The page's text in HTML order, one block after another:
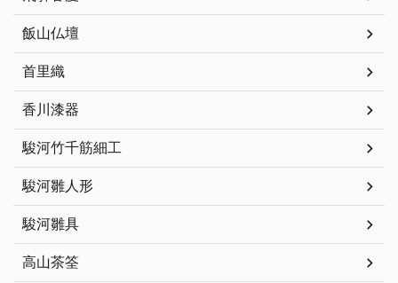
飯山仏壇
首里織
香川漆器
駿河竹千筋細工
駿河雛人形
駿河雛具
高山茶筌